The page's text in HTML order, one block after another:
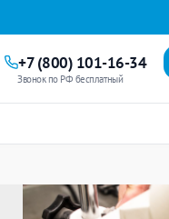
+7 (800) 101-16-34
Звонок по РФ бесплатный